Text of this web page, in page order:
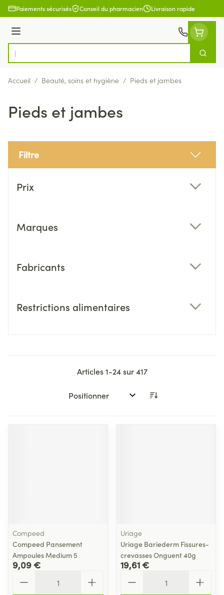
Aller au contenu
Paiements sécurisés Conseil du pharmacien Livraison rapide
Menu
Rechercher
Accueil / Beauté, soins et hygiène / Pieds et jambes
Pieds et jambes
Filtre
Prix
Marques
Fabricants
Restrictions alimentaires
Articles1-24sur417
Trier par:
Compeed
Compeed Pansement
Ampoules Medium 5
9,09 €
Uriage
Uriage Bariederm Fissures-
crevasses Onguent 40g
19,61 €